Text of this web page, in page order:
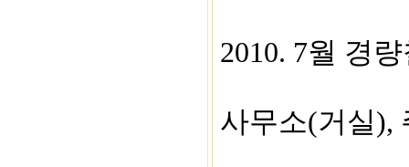
2010. 7월 경
사무소(거실),